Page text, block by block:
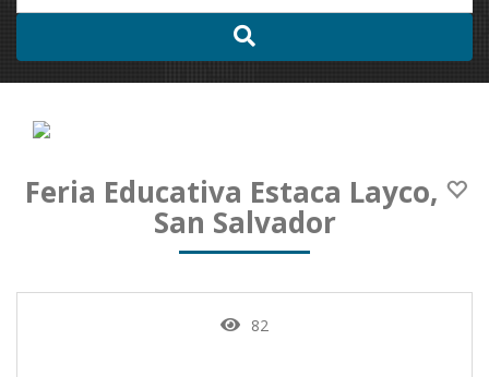
Feria Educativa Estaca Layco,
San Salvador
82